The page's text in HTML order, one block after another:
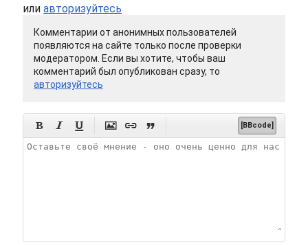
или авторизуйтесь
Комментарии от анонимных пользователей
появляются на сайте только после проверки
модератором. Если вы хотите, чтобы ваш
комментарий был опубликован сразу, то
авторизуйтесь
      [BBcode]